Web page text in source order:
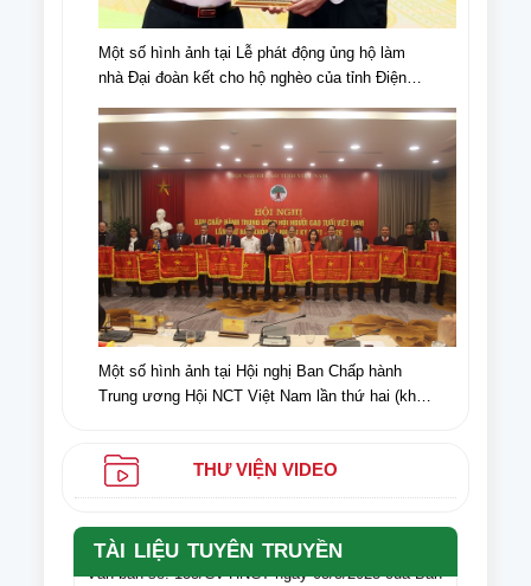
Một số hình ảnh tại Lễ phát động ủng hộ làm
nhà Đại đoàn kết cho hộ nghèo của tỉnh Điện
Biên Phủ (07/5/1954-07/5/2024)
Một số hình ảnh tại Hội nghị Ban Chấp hành
Trung ương Hội NCT Việt Nam lần thứ hai (khóa
THƯ VIỆN VIDEO
TÀI LIỆU TUYÊN TRUYỀN
Văn bản số: 135/CV-HNCT ngày 05/5/2025 của Ban
Thường vụ Trung ương Hội Người cao tuổi Việt